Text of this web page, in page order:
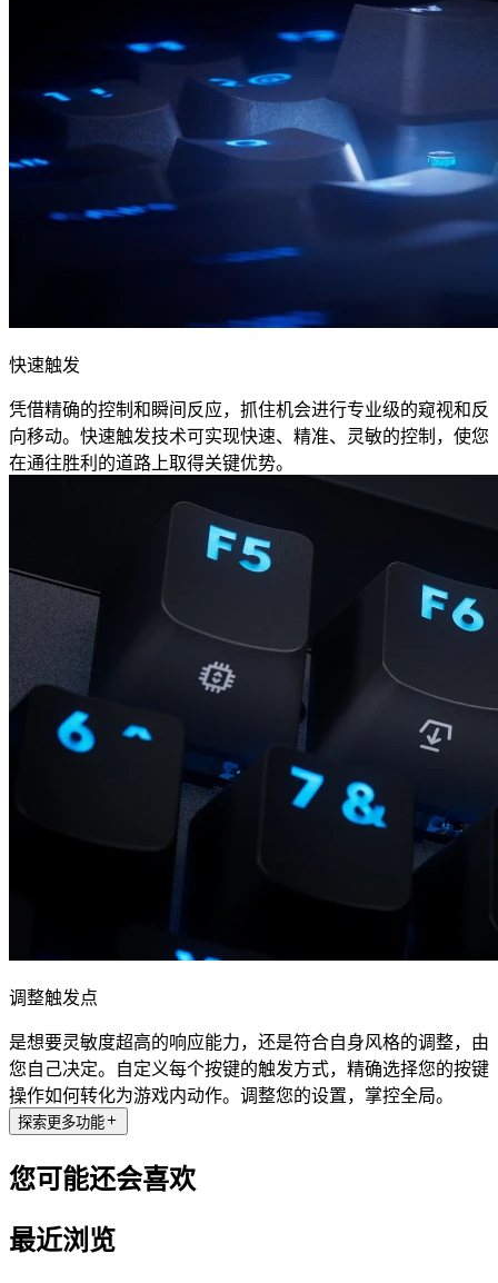
快速触发
凭借精确的控制和瞬间反应，抓住机会进行专业级的窥视和反
向移动。快速触发技术可实现快速、精准、灵敏的控制，使您
在通往胜利的道路上取得关键优势。
调整触发点
是想要灵敏度超高的响应能力，还是符合自身风格的调整，由
您自己决定。自定义每个按键的触发方式，精确选择您的按键
操作如何转化为游戏内动作。调整您的设置，掌控全局。
探索更多功能
您可能还会喜欢
最近浏览